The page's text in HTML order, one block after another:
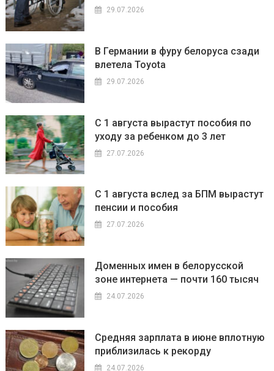
29.07.2026
В Германии в фуру белоруса сзади
влетела Toyota
29.07.2026
С 1 августа вырастут пособия по
уходу за ребенком до 3 лет
27.07.2026
С 1 августа вслед за БПМ вырастут
пенсии и пособия
27.07.2026
Доменных имен в белорусской
зоне интернета — почти 160 тысяч
24.07.2026
Средняя зарплата в июне вплотную
приблизилась к рекорду
24.07.2026